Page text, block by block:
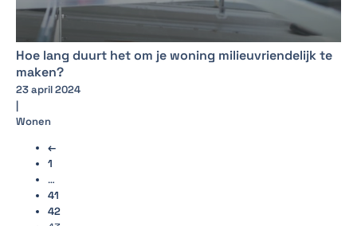
Hoe lang duurt het om je woning milieuvriendelijk te
maken?
23 april 2024
|
Wonen
←
1
…
41
42